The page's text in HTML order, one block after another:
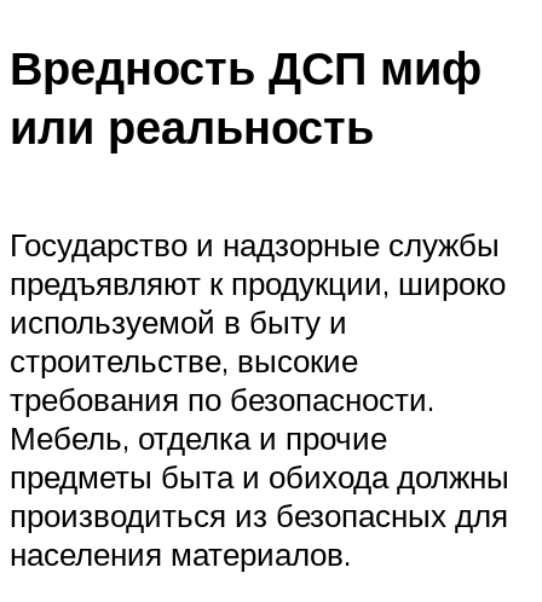
Вредность ДСП миф
или реальность
Государство и надзорные службы
предъявляют к продукции, широко
используемой в быту и
строительстве, высокие
требования по безопасности.
Мебель, отделка и прочие
предметы быта и обихода должны
производиться из безопасных для
населения материалов.